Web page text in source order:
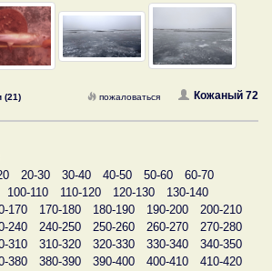
(21) Кожаный 72
пожаловаться
20-30 30-40 40-50 50-60
60-70
100-110 110-120 120-130
130-140
170 170-180 180-190 190-200
200-210
240 240-250 250-260 260-270
270-280
310 310-320 320-330 330-340
340-350
380 380-390 390-400 400-410 410-420